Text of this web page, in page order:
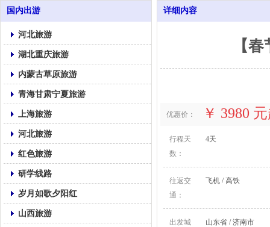
国内出游
河北旅游
湖北重庆旅游
内蒙古草原旅游
青海甘肃宁夏旅游
上海旅游
河北旅游
红色旅游
研学线路
岁月如歌夕阳红
山西旅游
详细内容
【
优惠价： ￥ 3980
行程天
数：
4天
往返交
通：
飞机 / 高铁
出发城
山东省 / 济南市